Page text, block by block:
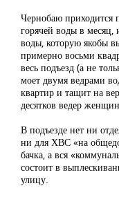
Чернобаю приходится
горячей воды в месяц,
воды, которую якобы
примерно восьми
весь подъезд (а не
моет двумя ведрами
квартир и тащит на
десятков ведер
В подъезде нет ни
ни для ХВС «на
бачка, а вся
состоит в
улицу.